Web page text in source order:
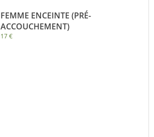
FEMME ENCEINTE (PRÉ-
ACCOUCHEMENT)
17 €